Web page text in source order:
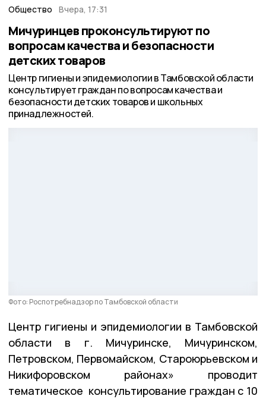
Общество Вчера, 17:31
Мичуринцев проконсультируют по
вопросам качества и безопасности
детских товаров
Центр гигиены и эпидемиологии в Тамбовской области
консультирует граждан по вопросам качества и
безопасности детских товаров и школьных
принадлежностей.
Фото: Роспотребнадзор по Тамбовской области
Центр гигиены и эпидемиологии в Тамбовской
области в г. Мичуринске, Мичуринском,
Петровском, Первомайском, Староюрьевском и
Никифоровском районах» проводит
тематическое консультирование граждан с 10